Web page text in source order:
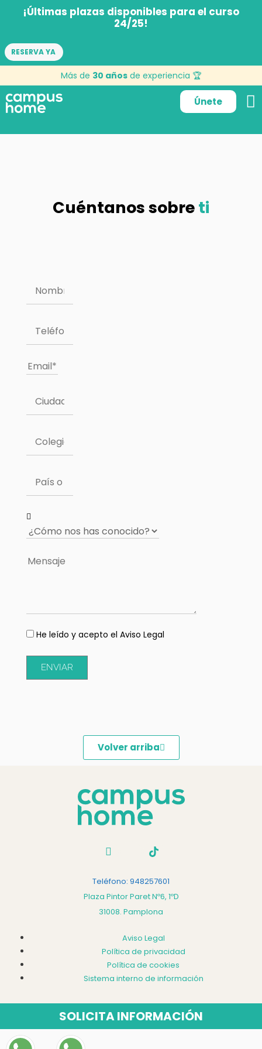
¡Últimas plazas disponibles para el curso
24/25!
RESERVA YA
Más de 30 años de experiencia 🏆
Únete
Cuéntanos sobreti
He leído y acepto el Aviso Legal
ENVIAR
Volver arriba
Teléfono: 948257601
Plaza Pintor Paret Nº6, 1ºD
31008. Pamplona
Aviso Legal
Política de privacidad
Política de cookies
Sistema interno de información
SOLICITA INFORMACIÓN